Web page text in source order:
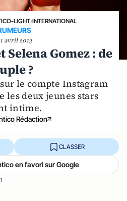
LIGHT›INTERNATIONAL
avril 2013
Selena Gomez : de
?
le compte Instagram
les deux jeunes stars
intime.
Rédaction
CLASSER
en favori sur Google